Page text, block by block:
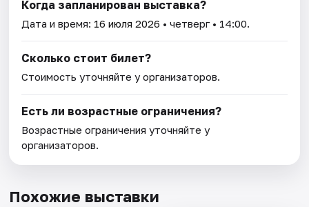
Когда запланирован выставка?
Дата и время: 16 июля 2026 • четверг • 14:00.
Сколько стоит билет?
Стоимость уточняйте у организаторов.
Есть ли возрастные ограничения?
Возрастные ограничения уточняйте у
организаторов.
Похожие выставки